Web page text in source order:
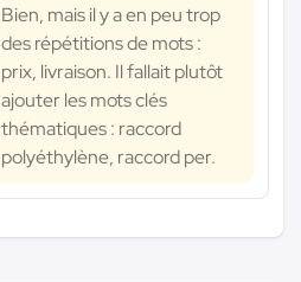
Bien, mais il y a en peu trop
des répétitions de mots :
prix, livraison. Il fallait plutôt
ajouter les mots clés
thématiques : raccord
polyéthylène, raccord per.